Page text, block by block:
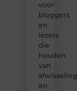
voor
bloggers
en
lezers
die
houden
van
afwisseling
en